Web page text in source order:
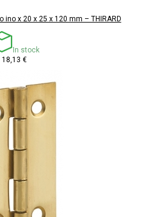
x 20 x 25 x 120 mm – THIRARD
In stock
18,13 €